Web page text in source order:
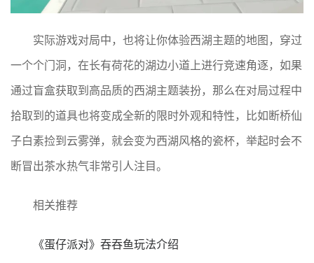
实际游戏对局中，也将让你体验西湖主题的地图，穿过
一个个门洞，在长有荷花的湖边小道上进行竞速角逐，如果
通过盲盒获取到高品质的西湖主题装扮，那么在对局过程中
拾取到的道具也将变成全新的限时外观和特性，比如断桥仙
子白素捡到云雾弹，就会变为西湖风格的瓷杯，举起时会不
断冒出茶水热气非常引人注目。
相关推荐
《蛋仔派对》吞吞鱼玩法介绍